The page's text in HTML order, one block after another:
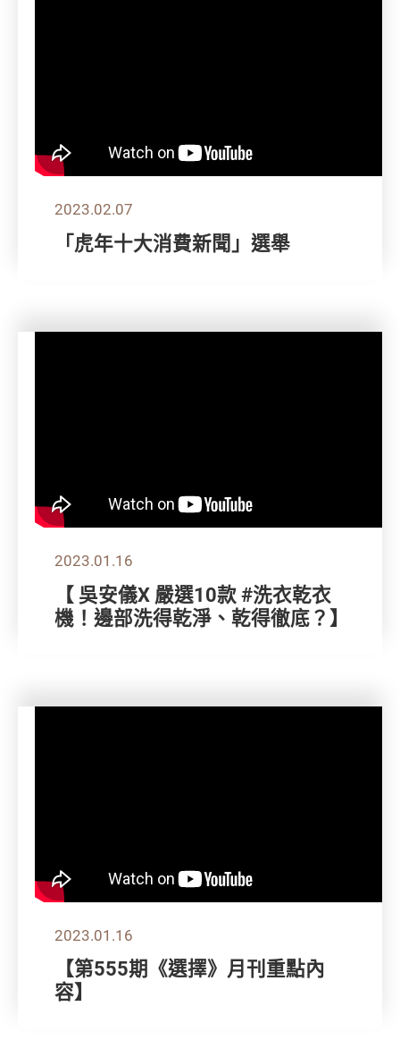
2023.02.07
「虎年十大消費新聞」選舉
2023.01.16
【 吳安儀X 嚴選10款 #洗衣乾衣
機！邊部洗得乾淨、乾得徹底？】
2023.01.16
【第555期《選擇》月刊重點內
容】